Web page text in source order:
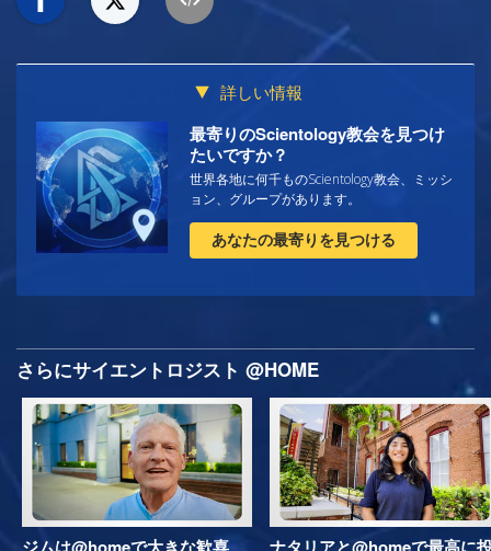
詳しい情報
最寄りのScientology教会を見つけ
たいですか？
世界各地に何千ものScientology教会、ミッシ
ョン、グループがあります。
あなたの最寄りを見つける
さらにサイエントロジスト @HOME